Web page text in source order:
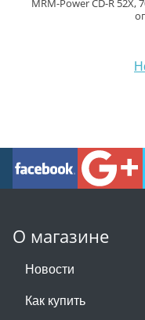
MRM-Power CD-R
О магазине
Новости
Как купить